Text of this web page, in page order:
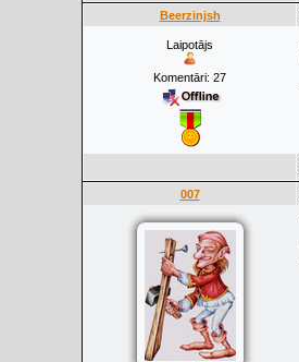
Beerzinjsh
Laipotājs
Komentāri: 27
007